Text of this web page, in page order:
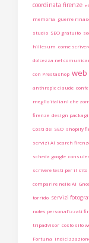
coordinata firenze
memoria guerre
studio SEO gratuito
hillesum come
dolcezza nel
con Prestashop web
anthropic claude
meglio italiani che
firenze design
Costi del SEO shopify
servizi AI search
scheda google
scrivere testi per il sito
comparire nelle AI
torrido servizi
notes personalizzati
tripadvisor costo sito
Fortuna